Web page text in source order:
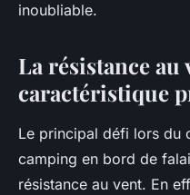
inoubliable.
La résistance au
caractéristique
Le principal défi lors du
camping en bord de
résistance au vent. En